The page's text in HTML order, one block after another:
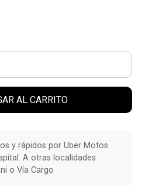
AL CARRITO
y rápidos por Uber Motos
A otras localidades
o Vía Cargo